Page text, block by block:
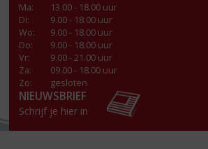
Ma:
13.00 - 18.00 uur
Di:
9.00 - 18.00 uur
Wo:
9.00 - 18.00 uur
Do:
9.00 - 18.00 uur
Vr:
9.00 - 21.00 uur
Za:
09.00 - 18.00 uur
Zo:
gesloten
NIEUWSBRIEF
Schrijf je hier in